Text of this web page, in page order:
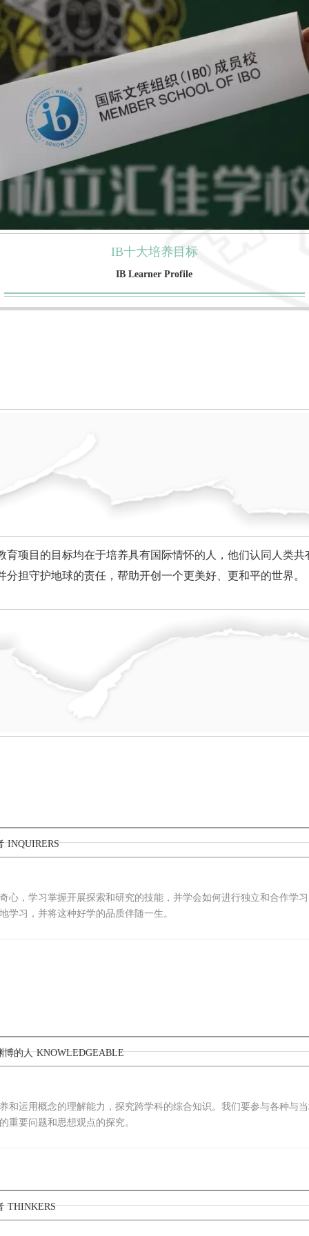
IB十大培养目标
IB Learner Profile
育项目的目标均在于培养具有国际情怀的人， 他们认同人类共
分担守护地球的责任，帮助开创一个更美好、更和平的世界。
INQUIRERS
心，学习掌握开展探索和研究的技能，并学会如何进行独立和合作学
学习，并将这种好学的品质伴随一生。
博的人 KNOWLEDGEABLE
和运用概念的理解能力，探究跨学科的综合知识。我们要参与各种与
重要问题和思想观点的探究。
THINKERS